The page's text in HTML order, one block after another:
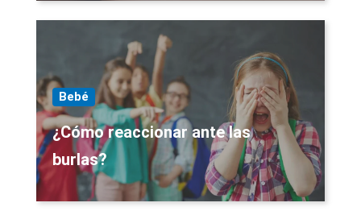
Bebé
¿Cómo reaccionar ante las
burlas?